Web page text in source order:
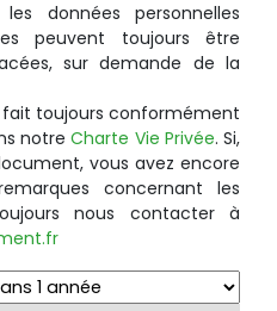
données personnelles
peuvent toujours être
sur demande de la
fait toujours conformément
notreCharte Vie Privée. Si,
vous avez encore
concernant les
nous contacter à